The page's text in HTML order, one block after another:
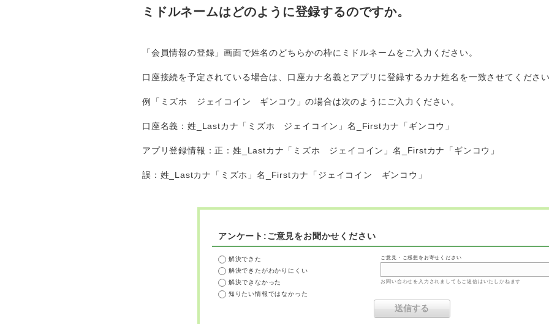
ミドルネームはどのように登録するのですか。
「会員情報の登録」画面で姓名のどちらかの枠にミドルネームをご入力ください。
口座接続を予定されている場合は、口座カナ名義とアプリに登録するカナ姓名を一致させてくださ
例「ミズホ ジェイコイン ギンコウ」の場合は次のようにご入力ください。
口座名義：姓_Lastカナ「ミズホ ジェイコイン」名_Firstカナ「ギンコウ」
アプリ登録情報：正：姓_Lastカナ「ミズホ ジェイコイン」名_Firstカナ「ギンコウ」
誤：姓_Lastカナ「ミズホ」名_Firstカナ「ジェイコイン ギンコウ」
アンケート:ご意見をお聞かせください
解決できた
解決できたがわかりにくい
解決できなかった
知りたい情報ではなかった
ご意見・ご感想をお寄せください
お問い合わせを入力されましてもご返信はいたしかねます